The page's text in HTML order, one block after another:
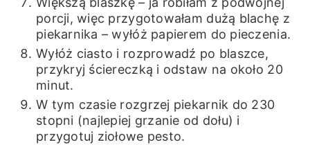
porcji, więc przygotowałam dużą blachę z
piekarnika – wyłóż papierem do pieczenia.
Wyłóż ciasto i rozprowadź po blaszce,
przykryj ściereczką i odstaw na około 20
minut.
W tym czasie rozgrzej piekarnik do 230
stopni (najlepiej grzanie od dołu) i
przygotuj ziołowe pesto.